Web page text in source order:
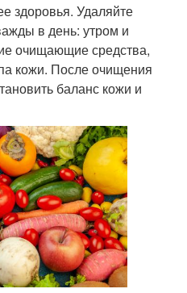
здоровья. Удаляйте
в день: утром и
очищающие средства,
кожи. После очищения
баланс кожи и